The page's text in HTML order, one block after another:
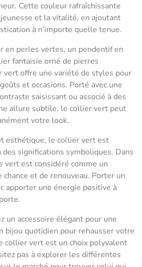
Cette couleur rafraîchissante
et la vitalité, en ajoutant
à n’importe quelle tenue.
en perles vertes, un pendentif en
fantaisie orné de pierres
vert offre une variété de styles pour
et occasions. Porté avec une
saisissant ou associé à des
allure subtile, le collier vert peut
votre look.
esthétique, le collier vert est
significations symboliques. Dans
vert est considéré comme un
chance et de renouveau. Porter un
apporter une énergie positive à
un accessoire élégant pour une
bijou quotidien pour rehausser votre
collier vert est un choix polyvalent
pas à explorer les différentes